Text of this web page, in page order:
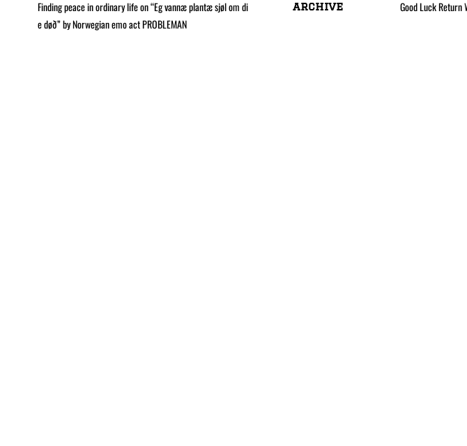
Finding peace in ordinary life on “Eg vannæ plantæ sjøl om di
e døð” by Norwegian emo act PROBLEMAN
archive Good Luck Return